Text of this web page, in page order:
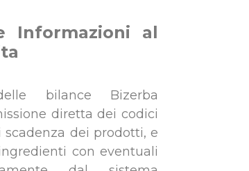
Informazioni al
bilance Bizerba
diretta dei codici
scadenza dei prodotti, e
con eventuali